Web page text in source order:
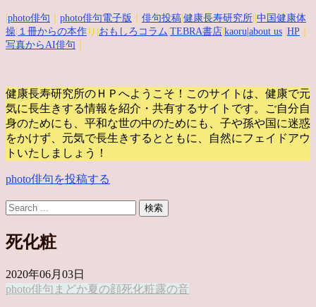
photo俳句 photo俳句電子版 俳句投稿 健康長寿研究所 中国健康体
操 １冊からの本作 り| おもしろコラム TEBRA書店 kaoru |about us HP
写真からAI俳句
健康長寿研究所のＨＰへようこそ！このサイトは、健康で元
気に長生きする情報を紹介・共有するサイトです。
ご自分自
身のためにも、平和な世の中のためにも、子や孫や国に迷惑
をかけず、元気で長生きするとともに、自然にフェイドアウ
トいたしましょう！
photo俳句を投稿する
死化粧
2020年06月03日
photo俳句 まどか夏の顔死化粧露の音